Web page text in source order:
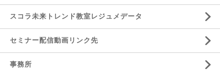
スコラ未来トレンド教室レジュメデータ
セミナー配信動画リンク先
事務所